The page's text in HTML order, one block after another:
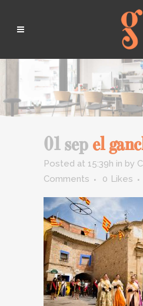
01 sep el
Posted at 15:39h in by
Comments
0 Likes